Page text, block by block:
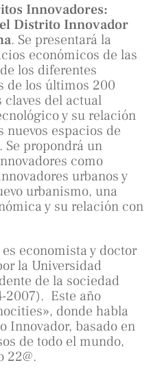
Innovadores:
Distrito Innovador
. Se presentará la
económicos de las
los diferentes
de los últimos 200
claves del actual
y su relación
nuevos espacios de
propondrá un
como
urbanos y
urbanismo, una
y su relación con
economista y doctor
la Universidad
de la sociedad
2007). Este año
donde habla
Innovador, basado en
de todo el mundo,
22@.